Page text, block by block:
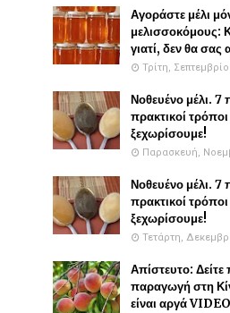
Αγοράστε μέλι
μελισσοκόμους:
γιατί, δεν θα σας
Τρίτη,
Νοθευένο μέλι. 7
πρακτικοί
ξεχωρίσουμε!
Παρασκευή,
Νοθευένο μέλι. 7
πρακτικοί
ξεχωρίσουμε!
Τετάρτη,
Απίστευτο:
παραγωγή στη
είναι αργά